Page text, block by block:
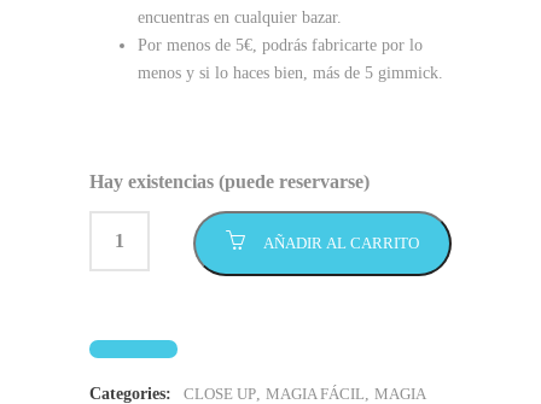
encuentras en cualquier bazar.
Por menos de 5€, podrás fabricarte por lo
menos y si lo haces bien, más de 5 gimmick.
Hay existencias (puede reservarse)
AÑADIR AL CARRITO
Categories: CLOSE UP, MAGIA FÁCIL, MAGIA